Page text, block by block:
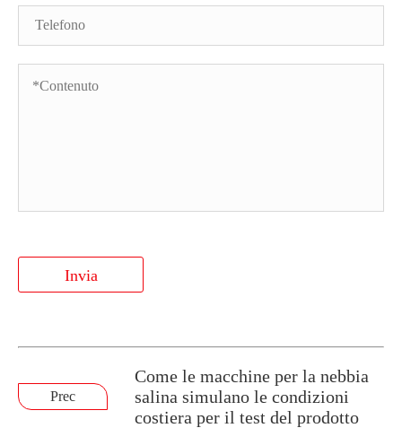
Invia
Prec
Come le macchine per la nebbia
salina simulano le condizioni
costiera per il test del prodotto